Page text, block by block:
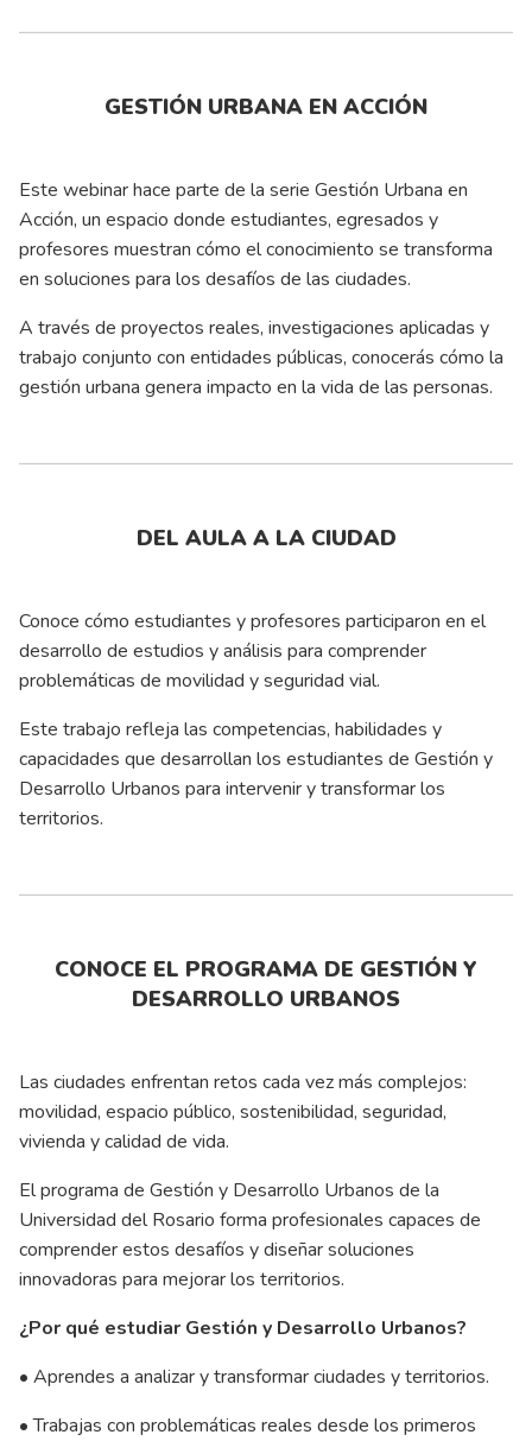
GESTIÓN URBANA EN ACCIÓN
Este webinar hace parte de la serie Gestión Urbana en
Acción, un espacio donde estudiantes, egresados y
profesores muestran cómo el conocimiento se transforma
en soluciones para los desafíos de las ciudades.
A través de proyectos reales, investigaciones aplicadas y
trabajo conjunto con entidades públicas, conocerás cómo la
gestión urbana genera impacto en la vida de las personas.
DEL AULA A LA CIUDAD
Conoce cómo estudiantes y profesores participaron en el
desarrollo de estudios y análisis para comprender
problemáticas de movilidad y seguridad vial.
Este trabajo refleja las competencias, habilidades y
capacidades que desarrollan los estudiantes de Gestión y
Desarrollo Urbanos para intervenir y transformar los
territorios.
CONOCE EL PROGRAMA DE GESTIÓN Y
DESARROLLO URBANOS
Las ciudades enfrentan retos cada vez más complejos:
movilidad, espacio público, sostenibilidad, seguridad,
vivienda y calidad de vida.
El programa de Gestión y Desarrollo Urbanos de la
Universidad del Rosario forma profesionales capaces de
comprender estos desafíos y diseñar soluciones
innovadoras para mejorar los territorios.
¿Por qué estudiar Gestión y Desarrollo Urbanos?
• Aprendes a analizar y transformar ciudades y territorios.
• Trabajas con problemáticas reales desde los primeros